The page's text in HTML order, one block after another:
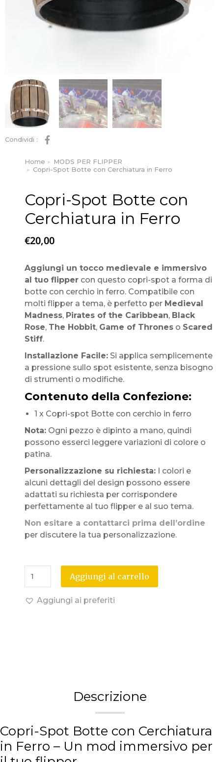
Condividi :
Tu sei qui:
Home
MODS PER FLIPPER
Copri-Spot Botte con Cerchiatura in Ferro
Copri-Spot Botte con
Cerchiatura in Ferro
€20,00
Aggiungi un tocco medievale e immersivo
al tuo flipper con questo copri-spot a forma di
botte con cerchio in ferro. Compatibile con
molti flipper a tema, è perfetto per Medieval
Madness, Pirates of the Caribbean, Black
Rose, The Hobbit, Game of Thrones o Scared
Stiff.
Installazione Facile: Si applica semplicemente
a pressione sullo spot esistente, senza bisogno
di strumenti o modifiche.
Contenuto della Confezione:
1 x Copri-spot Botte con cerchio in ferro
Nota: Ogni pezzo è dipinto a mano, quindi
possono esserci leggere variazioni di colore o
patina.
Personalizzazione su richiesta: I colori e
alcuni dettagli del design possono essere
adattati su richiesta per corrispondere
perfettamente al tuo flipper e al suo tema.
Non esitare a contattarci prima dell’ordine
per discutere la tua personalizzazione.
Aggiungi al carrello
Aggiungi ai preferiti
Descrizione
Copri-Spot Botte con Cerchiatura
in Ferro – Un mod immersivo per